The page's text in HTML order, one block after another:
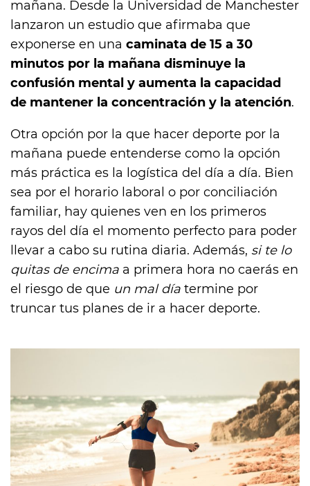
mañana. Desde la Universidad de Manchester
lanzaron un estudio que afirmaba que
exponerse en una caminata de 15 a 30
minutos por la mañana disminuye la
confusión mental y aumenta la capacidad
de mantener la concentración y la atención.
Otra opción por la que hacer deporte por la
mañana puede entenderse como la opción
más práctica es la logística del día a día. Bien
sea por el horario laboral o por conciliación
familiar, hay quienes ven en los primeros
rayos del día el momento perfecto para poder
llevar a cabo su rutina diaria. Además, si te lo
quitas de encima a primera hora no caerás en
el riesgo de que un mal día termine por
truncar tus planes de ir a hacer deporte.